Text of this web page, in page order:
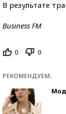
В результате
Business FM
0 0
РЕКОМЕНДУЕМ: